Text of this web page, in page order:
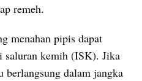
remeh.
menahan pipis dapat
saluran kemih (ISK). Jika
berlangsung dalam jangka